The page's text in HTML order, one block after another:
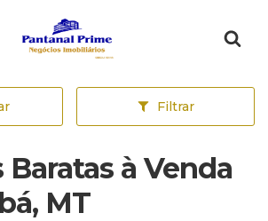
Página inicial
Filtrar
Baratas à Venda
MT